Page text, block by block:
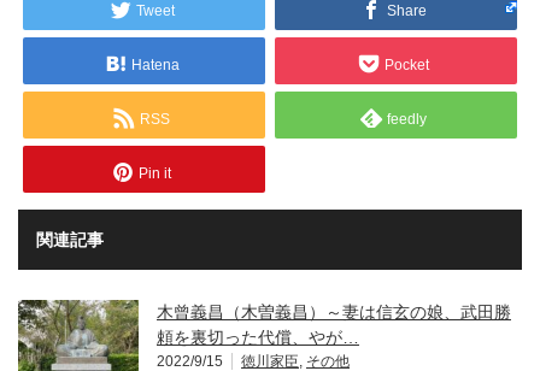
Tweet Share
Hatena Pocket
RSS feedly
Pin it
関連記事
木曾義昌（木曽義昌）～妻は信玄の娘、武田勝
頼を裏切った代償、やが…
2022/9/15 徳川家臣 その他